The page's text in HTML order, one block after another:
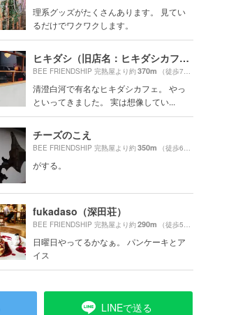
理系グッズがたくさんあります。 見てい
るだけでワクワクします。
ヒキダシ（旧店名：ヒキダシカフェ）
BEE FRIENDSHIP 完熟屋より約370m （徒歩7分）
清澄白河で有名なヒキダシカフェ。 やっ
といってきました。 実は想像してい...
チーズのこえ
BEE FRIENDSHIP 完熟屋より約350m （徒歩6分）
がする。
fukadaso（深田荘）
BEE FRIENDSHIP 完熟屋より約290m （徒歩5分）
日曜日やってるかなぁ。 パンケーキとア
イス
LINEで送る